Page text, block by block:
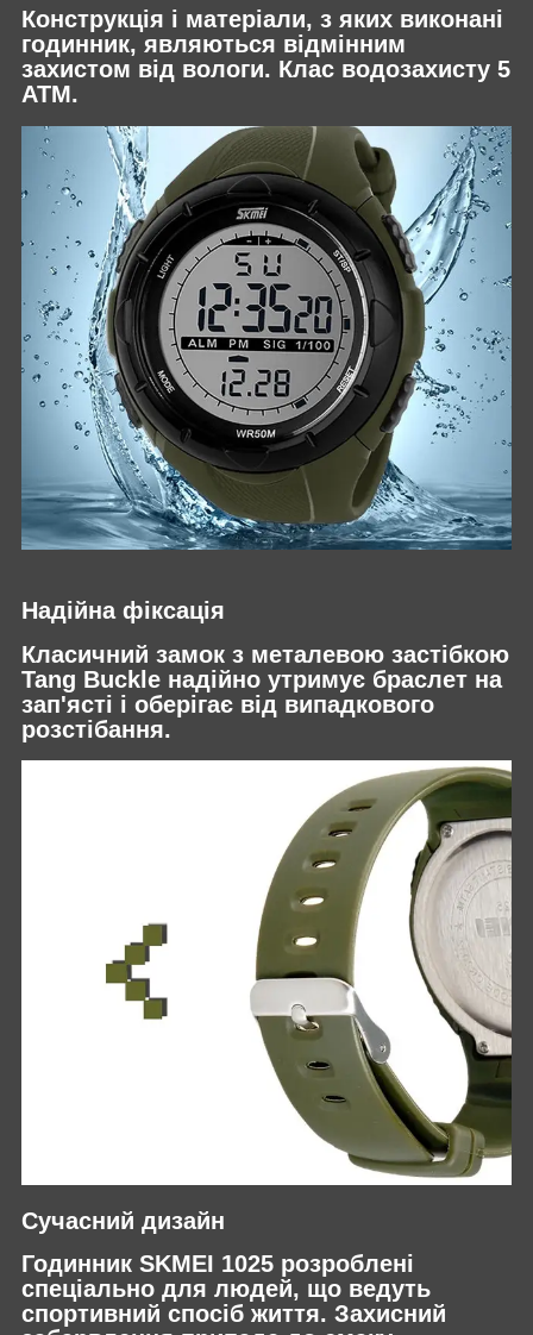
Конструкція і матеріали, з яких виконані
годинник, являються відмінним
захистом від вологи. Клас водозахисту 5
АТМ.
Надійна фіксація
Класичний замок з металевою застібкою
Tang Buckle надійно утримує браслет на
зап'ясті і оберігає від випадкового
розстібання.
Сучасний дизайн
Годинник SKMEI 1025 розроблені
спеціально для людей, що ведуть
спортивний спосіб життя. Захисний